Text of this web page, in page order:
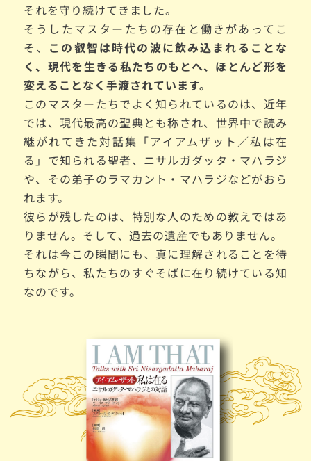
それを守り続けてきました。
そうしたマスターたちの存在と働きがあってこ
そ、 この叡智は時代の波に飲み込まれることな
く、現代を生きる私たちのもとへ、ほとんど形を
変えることなく手渡されています。
このマスターたちでよく知られているのは、近年
では、現代最高の聖典とも称され、世界中で読み
継がれてきた対話集「アイアムザット／私は在
る」で知られる聖者、ニサルガダッタ・マハラジ
や、その弟子のラマカント・マハラジなどがおら
れます。
彼らが残したのは、特別な人のための教えではあ
りません。そして、過去の遺産でもありません。
それは今この瞬間にも、真に理解されることを待
ちながら、私たちのすぐそばに在り続けている知
なのです。